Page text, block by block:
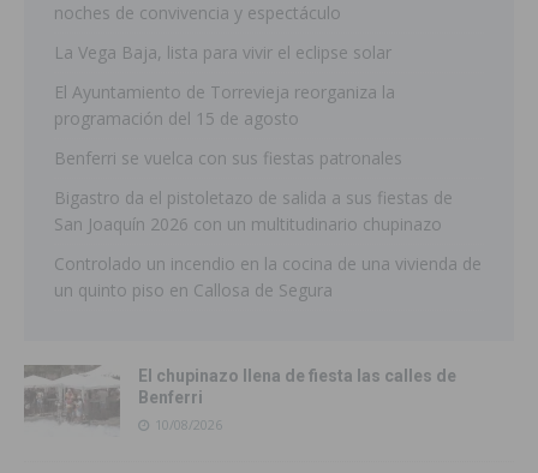
noches de convivencia y espectáculo
La Vega Baja, lista para vivir el eclipse solar
El Ayuntamiento de Torrevieja reorganiza la
programación del 15 de agosto
Benferri se vuelca con sus fiestas patronales
Bigastro da el pistoletazo de salida a sus fiestas de
San Joaquín 2026 con un multitudinario chupinazo
Controlado un incendio en la cocina de una vivienda de
un quinto piso en Callosa de Segura
El chupinazo llena de fiesta las calles de
Benferri
10/08/2026